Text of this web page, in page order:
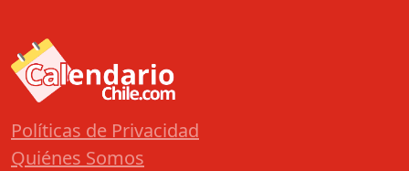
Políticas de Privacidad
Quiénes Somos